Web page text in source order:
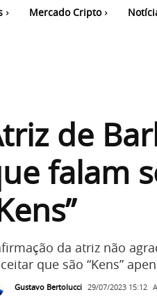
Mercado Cripto
de
falam
da atriz não
que são “Kens”
Gustavo Bertolucci 29/07/2023 15:12